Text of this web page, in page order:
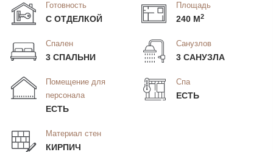
Готовность
С ОТДЕЛКОЙ
Площадь
240 М2
Спален
3 СПАЛЬНИ
Санузлов
3 САНУЗЛА
Помещение для
персонала
ЕСТЬ
Спа
ЕСТЬ
Материал стен
КИРПИЧ